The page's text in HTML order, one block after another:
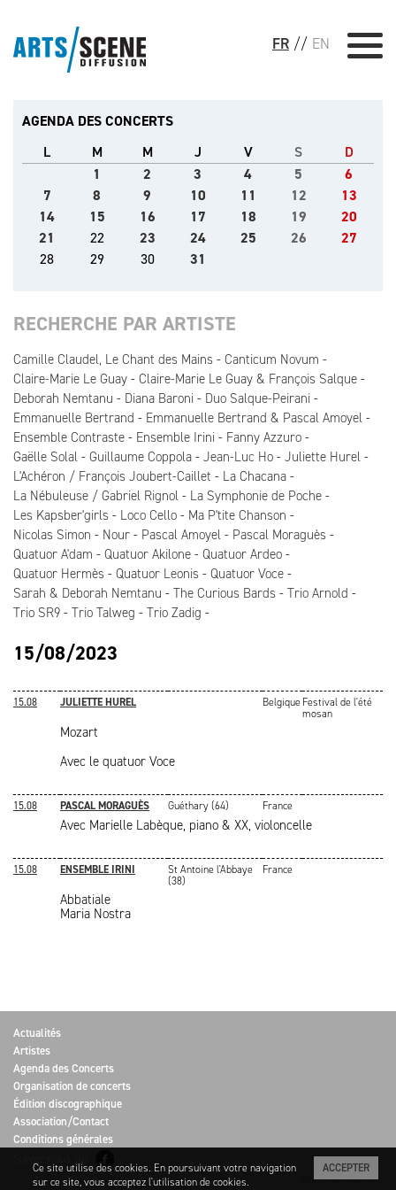
FR // EN
AGENDA DES CONCERTS
L
M M J V S
D
1
2 3 4 5
6
7
8 9 10 11 12
13
14
15 16 17 18 19
20
21
22 23 24 25 26
27
28
29 30 31
RECHERCHE PAR ARTISTE
Camille Claudel, Le Chant des Mains
Canticum Novum
Claire-Marie Le Guay
Claire-Marie Le Guay & François Salque
Deborah Nemtanu
Diana Baroni
Duo Salque-Peirani
Emmanuelle Bertrand
Emmanuelle Bertrand & Pascal Amoyel
Ensemble Contraste
Ensemble Irini
Fanny Azzuro
Gaëlle Solal
Guillaume Coppola Jean-Luc Ho
Juliette Hurel
L'Achéron / François Joubert-Caillet
La Chacana
La Nébuleuse / Gabriel Rignol
La Symphonie de Poche
Les Kapsber'girls
Loco Cello
Ma P'tite Chanson
Nicolas Simon
Nour Pascal Amoyel
Pascal Moraguès
Quatuor A'dam
Quatuor Akilone
Quatuor Ardeo
Quatuor Hermès
Quatuor Leonis
Quatuor Voce
Sarah & Deborah Nemtanu
The Curious Bards
Trio Arnold
Trio SR9
Trio Talweg Trio Zadig
15/08/2023
15.08 JULIETTE HUREL BelgiqueFestival de l'été
mosan
Mozart
Avec le quatuor Voce
15.08 PASCAL MORAGUÈS Guéthary (64) France
Avec Marielle Labèque, piano & XX, violoncelle
15.08 ENSEMBLE IRINI
St Antoine l'Abbaye
(38)
France
Abbatiale
Maria Nostra
Actualités
Artistes
Agenda des Concerts
Organisation de concerts
Édition discographique
Association/Contact
Conditions générales
Site: Dreammachine
Ce site utilise des cookies. En poursuivant votre navigation
sur ce site, vous acceptez l'utilisation de cookies.
ACCEPTER